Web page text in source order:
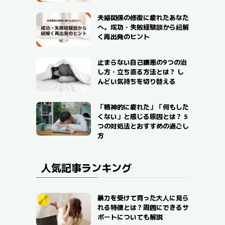
夫婦関係の修復に疲れたあなた
へ。成功・失敗経験談から紐解
く再出発のヒント
止まらない自己嫌悪の9つの治
し方・立ち直る方法とは？ し
んどい気持ちを切り替える
「精神的に疲れた」「何もした
くない」と感じる原因とは？ 5
つの対処法とおすすめの過ごし
方
人気記事ランキング
暴力を受けて育った大人に見ら
れる特徴とは？周囲にできるサ
ポートについても解説